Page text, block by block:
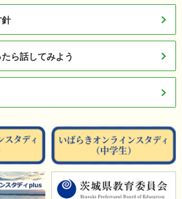
針
ら話してみよう